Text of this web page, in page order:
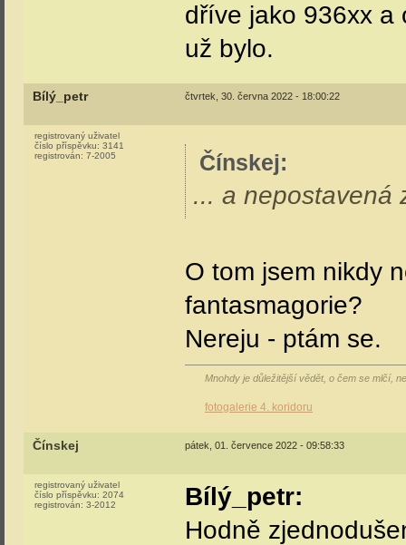
dříve jako 936xx a
už bylo.
Bílý_petr čtvrtek, 30. června 2022 - 18:00:22
registrovaný uživatel
číslo příspěvku: 3141
registrován: 7-2005 Čínskej:
... a nepostavená
O tom jsem nikdy
fantasmagorie?
Nereju - ptám se.
Mnohdy je důležitější vědět, o čem se mlčí,
fotogalerie 4. koridoru
Čínskej pátek, 01. července 2022 - 09:58:33
registrovaný uživatel
číslo příspěvku: 2074
registrován: 3-2012
Bílý_petr:
Hodně